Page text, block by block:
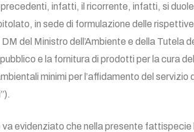
infatti, il ricorrente, infatti, si
in sede di formulazione delle
del Ministro dell’Ambiente e della Tutela
e la fornitura di prodotti per la cura
minimi per l’affidamento del
evidenziato che nella presente